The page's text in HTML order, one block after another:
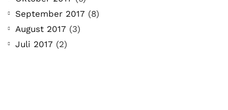
September 2017 (8)
August 2017 (3)
Juli 2017 (2)